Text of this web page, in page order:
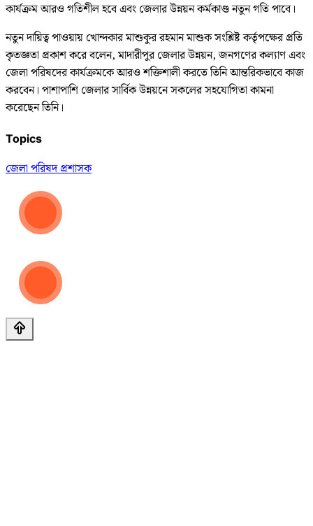
কার্যক্রম আরও গতিশীল হবে এবং জেলার উন্নয়ন কর্মকাণ্ড নতুন গতি পাবে।
নতুন দায়িত্ব পাওয়ায় খোন্দকার মাশুকুর রহমান মাশুক সংশ্লিষ্ট কর্তৃপক্ষের প্রতি
কৃতজ্ঞতা প্রকাশ করে বলেন, মাদারীপুর জেলার উন্নয়ন, জনগণের কল্যাণ এবং
জেলা পরিষদের কার্যক্রমকে আরও শক্তিশালী করতে তিনি আন্তরিকভাবে কাজ
করবেন। পাশাপাশি জেলার সার্বিক উন্নয়নে সকলের সহযোগিতা কামনা
করেছেন তিনি।
Topics
জেলা পরিষদ প্রশাসক